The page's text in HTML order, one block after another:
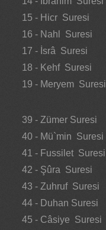
15 - Hicr Suresi
16 - Nahl Suresi
17 - İsrâ Suresi
18 - Kehf Suresi
19 - Meryem Suresi
39 - Zümer Suresi
40 - Mü`min Suresi
41 - Fussilet Suresi
42 - Şûra Suresi
43 - Zuhruf Suresi
44 - Duhan Suresi
45 - Câsiye Suresi